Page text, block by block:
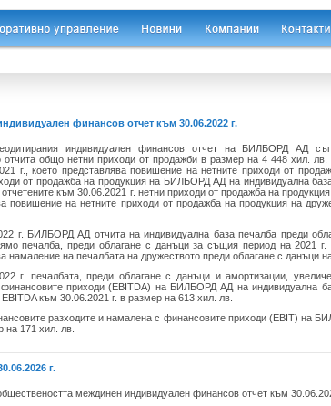
финансов отчет към 30.06.2022 г.
индивидуален финансов отчет на БИЛБОРД АД
отчита общо нетни приходи от продажби в размер на 4 448 хил.
г., което представлява повишение на нетните приходи от
от продажба на продукция на БИЛБОРД АД на индивидуална
към 30.06.2021 г. нетни приходи от продажба на
повишение на нетните приходи от продажба на продукция на
г. БИЛБОРД АД отчита на индивидуална база печалба преди
печалба, преди облагане с данъци за същия период на 2021 г.
намаление на печалбата на дружеството преди облагане с данъци
г. печалбата, преди облагане с данъци и амортизации,
приходи (EBITDA) на БИЛБОРД АД на индивидуална
към 30.06.2021 г. в размер на 613 хил. лв.
разходите и намалена с финансовите приходи (EBIT) на
на 171 хил. лв.
г.
междинен индивидуален финансов отчет към